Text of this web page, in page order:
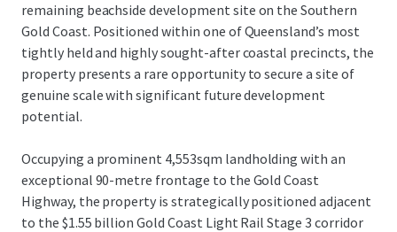
remaining beachside development site on the Southern
Gold Coast. Positioned within one of Queensland’s most
tightly held and highly sought-after coastal precincts, the
property presents a rare opportunity to secure a site of
genuine scale with significant future development
potential.
Occupying a prominent 4,553sqm landholding with an
exceptional 90-metre frontage to the Gold Coast
Highway, the property is strategically positioned adjacent
to the $1.55 billion Gold Coast Light Rail Stage 3 corridor